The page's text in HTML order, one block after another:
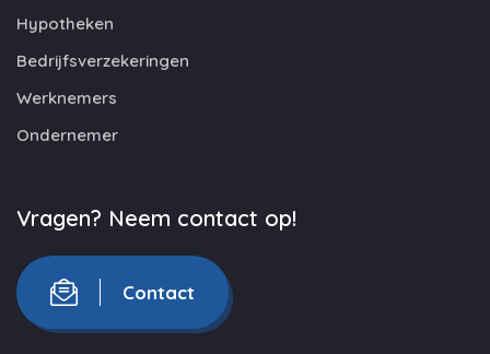
Hypotheken
Bedrijfsverzekeringen
Werknemers
Ondernemer
Vragen? Neem contact op!
Contact